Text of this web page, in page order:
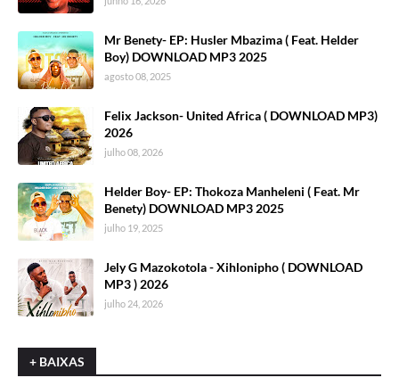
Mr Benety- EP: Husler Mbazima ( Feat. Helder
Boy) DOWNLOAD MP3 2025
agosto 08, 2025
Felix Jackson- United Africa ( DOWNLOAD MP3)
2026
julho 08, 2026
Helder Boy- EP: Thokoza Manheleni ( Feat. Mr
Benety) DOWNLOAD MP3 2025
julho 19, 2025
Jely G Mazokotola - Xihlonipho ( DOWNLOAD
MP3 ) 2026
julho 24, 2026
+ BAIXAS